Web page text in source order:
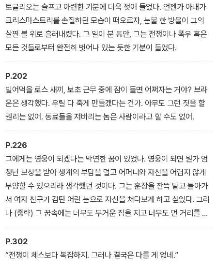
퓰리처 상과 전미 도서상을 수상했으며, 1979년 출간한 <처형인의
노래>로 두 번째 퓰리처 상을 수상했다. 반세기가 넘도록 활발하게
활동하며 미국 사회를 심도 깊게 조명해 온 노먼 메일러, 그의 문학적
단초이자 작가라는 타이틀을 준 작품 <벌거벗은 자와 죽은 자>는 21
까지도 여전히 큰 울림을 주고 있다.
토글리오는 슬프고 아련한 기분에 더욱 젖어 들었다. 언젠가 아내가
크리스마스트리를 손질하던 모습이 떠오르자, 눈물 한 방울이 그의
살찐 볼 위로 흘러내렸다. 그 일이 분 동안, 그는 전쟁이나 폭우 혹은
모든 것들로부터 완전히 벗어나 있는 듯한 기분이 들었다.
P.202
빌어먹을 로스 새끼, 보초 근무 중에 잠이 들면 어쩌자는 거야? 브라
운은 생각했다. 우릴 다 죽게 만들겠다는 건가. 아무도 그런 짓을 할
권리는 없어. 동료들을 저버리는 놈은 사람이라고 할 수도 없어.
P.226
그에게는 영웅이 되겠다는 막연한 꿈이 있었다. 영웅이 되면 뭔가 엄
청난 보상을 받아 생계의 부담을 덜고 어머니와 자신을 어렵지 않게
부양할 수 있으리라 생각했던 것이다. 그는 훈장을 잔뜩 달고 돌아가
서 여자 친구가 감탄 어린 눈으로 자신을 쳐다보게 하고 싶었다. 그러
나 (중략) 그 꿈속에는 너무도 무거운 짐을 지고 너무도 먼 거리를 달
리는 데서 오는 옆구리 통증 같은 것은 없었다.
P.302
“전쟁이 체스보다 복잡하지. 그러나 결국은 다를 게 없네.”